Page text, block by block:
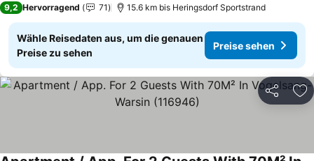
9,2 Hervorragend 71 15.6 km bis Heringsdorf Sportstrand
Wähle Reisedaten aus, um die genauen
Preise zu sehen
Preise sehen
Teilen